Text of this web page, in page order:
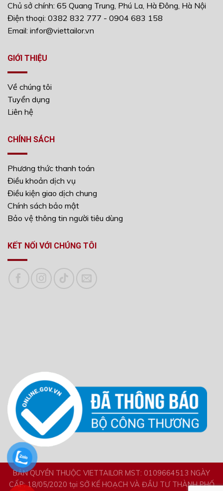
Chủ sở chính: 65 Quang Trung, Phú La, Hà Đông, Hà Nội
Điện thoại: 0382 832 777 - 0904 683 158
Email: infor@viettailor.vn
GIỚI THIỆU
Về chúng tôi
Tuyển dụng
Liên hệ
CHÍNH SÁCH
Phương thức thanh toán
Điều khoản dịch vụ
Điều kiện giao dịch chung
Chính sách bảo mật
Bảo vệ thông tin người tiêu dùng
KẾT NỐI VỚI CHÚNG TÔI
BẢN QUYỀN THUỘC VIETTAILOR MST: 0109664513 NGÀY
CẤP: 18/05/2020 tại SỞ KẾ HOẠCH VÀ ĐẦU TƯ THÀNH PHỐ